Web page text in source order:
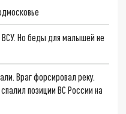
Но беды для малышей не
Враг форсировал реку.
позиции ВС России на